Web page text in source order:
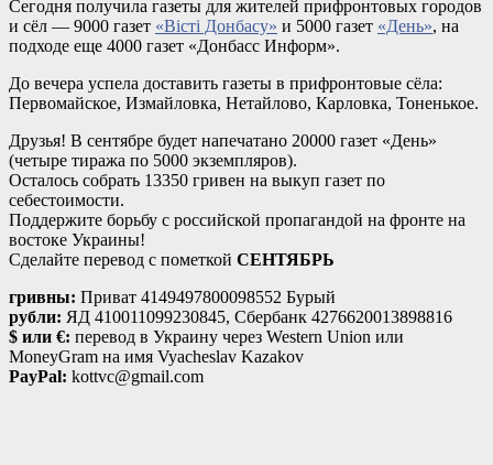
Сегодня получила газеты для жителей прифронтовых городов
и сёл — 9000 газет «Вісті Донбасу» и 5000 газет «День», на
подходе еще 4000 газет «Донбасс Информ».
До вечера успела доставить газеты в прифронтовые сёла:
Первомайское, Измайловка, Нетайлово, Карловка, Тоненькое.
Друзья! В сентябре будет напечатано 20000 газет «День»
(четыре тиража по 5000 экземпляров).
Осталось собрать 13350 гривен на выкуп газет по
себестоимости.
Поддержите борьбу с российской пропагандой на фронте на
востоке Украины!
Сделайте перевод с пометкой СЕНТЯБРЬ
гривны: Приват 4149497800098552 Бурый
рубли: ЯД 410011099230845, Сбербанк 4276620013898816
$ или €: перевод в Украину через Western Union или
MoneyGram на имя Vyacheslav Kazakov
PayPal: kottvc@gmail.com